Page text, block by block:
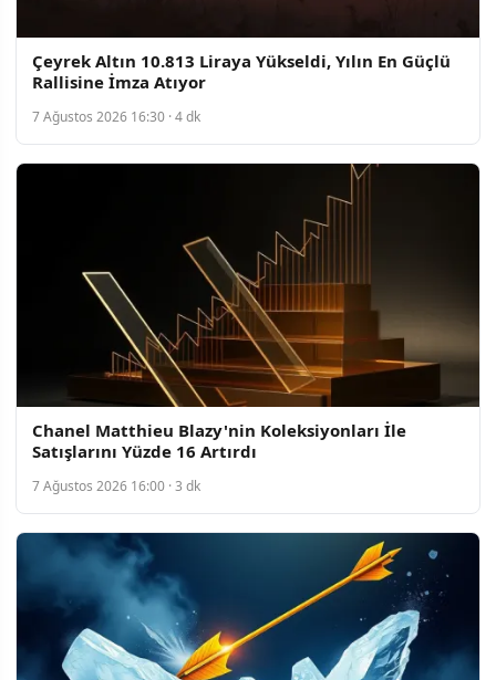
Çeyrek Altın 10.813 Liraya Yükseldi, Yılın En Güçlü
Rallisine İmza Atıyor
7 Ağustos 2026 16:30 · 4 dk
Chanel Matthieu Blazy'nin Koleksiyonları İle
Satışlarını Yüzde 16 Artırdı
7 Ağustos 2026 16:00 · 3 dk